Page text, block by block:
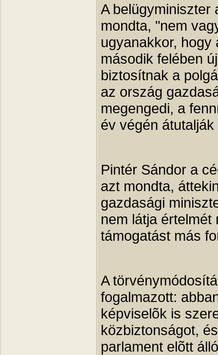
A belügyminiszter
mondta, "nem
ugyanakkor, hogy
második felében
biztosítnak a
az ország
megengedi, a
év végén
Pintér Sándor a
azt mondta,
gazdasági
nem látja
támogatást más
A
fogalmazott:
képviselõk is
közbiztonságot,
parlament elõtt